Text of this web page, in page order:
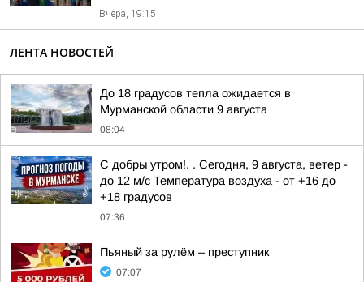
Вчера, 19:15
ЛЕНТА НОВОСТЕЙ
До 18 градусов тепла ожидается в
Мурманской области 9 августа
08:04
С добры утром!. . Сегодня, 9 августа, ветер -
до 12 м/с Температура воздуха - от +16 до
+18 градусов
07:36
Пьяный за рулём – преступник
07:07